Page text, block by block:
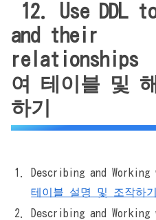
12. Use DDL
and their
relationships
여 테이블 및
하기
Describing and
테이블 설명 및 조작하기
Describing and Working